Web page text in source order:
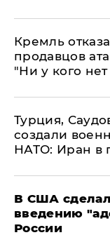
Кремль
продавцов
"Ни у кого
Турция,
создали
НАТО: Иран в
В США
введению
России